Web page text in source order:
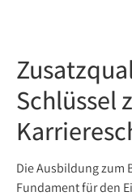
Schlüssel
Die Ausbildung zum
Fundament für den